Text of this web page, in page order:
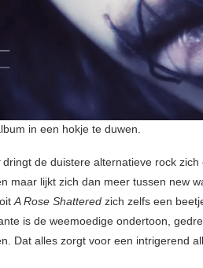
in een hokje te duwen.
dringt de duistere alternatieve rock zich
maar lijkt zich dan meer tussen new
A Rose Shattered zich zelfs een
is de weemoedige ondertoon,
Dat alles zorgt voor een intrigerend